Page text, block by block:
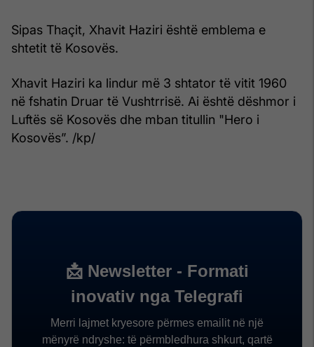
Sipas Thaçit, Xhavit Haziri është emblema e
shtetit të Kosovës.
Xhavit Haziri ka lindur më 3 shtator të vitit 1960
në fshatin Druar të Vushtrrisë. Ai është dëshmor i
Luftës së Kosovës dhe mban titullin "Hero i
Kosovës”. /kp/